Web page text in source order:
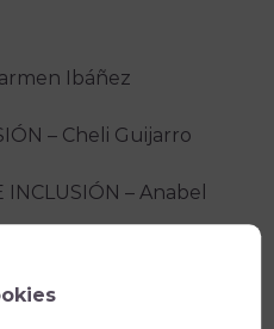
Ibáñez
– Cheli Guijarro
INCLUSIÓN – Anabel
Y AUDIOVISUAL – Talía